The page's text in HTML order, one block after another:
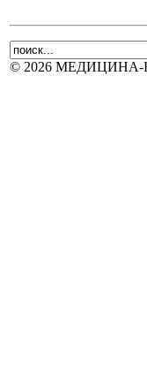
© 2026 МЕДИЦИНА-